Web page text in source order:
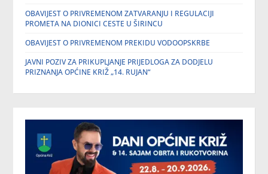
OBAVIJEST O PRIVREMENOM ZATVARANJU I REGULACIJI
PROMETA NA DIONICI CESTE U ŠIRINCU
OBAVIJEST O PRIVREMENOM PREKIDU VODOOPSKRBE
JAVNI POZIV ZA PRIKUPLJANJE PRIJEDLOGA ZA DODJELU
PRIZNANJA OPĆINE KRIŽ „14. RUJAN“